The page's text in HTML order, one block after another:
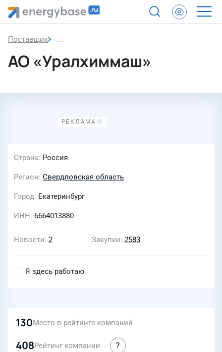
Поставщик АО «Уралхиммаш»
АО «Уралхиммаш»
Страна Россия
Регион Свердловская область
Город Екатеринбург
ИНН 6664013880
Новости 2 Закупки 2583
Я здесь работаю
130Место в рейтинге компаний
408Рейтинг компании